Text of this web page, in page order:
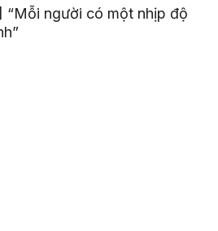
“Mỗi người có một nhịp độ